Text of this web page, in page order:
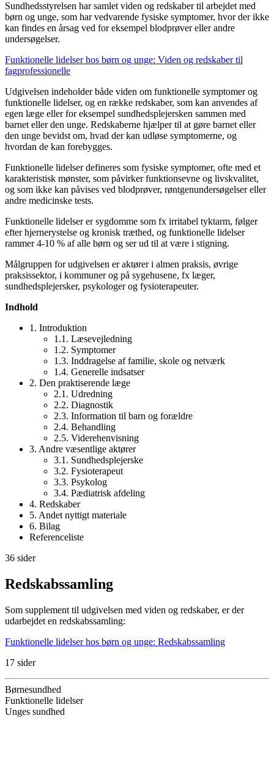
Sundhedsstyrelsen har samlet viden og redskaber til arbejdet med
børn og unge, som har vedvarende fysiske symptomer, hvor der ikke
kan findes en årsag ved for eksempel blodprøver eller andre
undersøgelser.
Funktionelle lidelser hos børn og unge: Viden og redskaber til
fagprofessionelle
Udgivelsen indeholder både viden om funktionelle symptomer og
funktionelle lidelser, og en række redskaber, som kan anvendes af
egen læge eller for eksempel sundhedsplejersken sammen med
barnet eller den unge. Redskaberne hjælper til at gøre barnet eller
den unge bevidst om, hvad der kan udløse symptomerne, og
hvordan de kan forebygges.
Funktionelle lidelser defineres som fysiske symptomer, ofte med et
karakteristisk mønster, som påvirker funktionsevne og livskvalitet,
og som ikke kan påvises ved blodprøver, røntgenundersøgelser eller
andre medicinske tests.
Funktionelle lidelser er sygdomme som fx irritabel tyktarm, følger
efter hjernerystelse og kronisk træthed, og funktionelle lidelser
rammer 4-10 % af alle børn og ser ud til at være i stigning.
Målgruppen for udgivelsen er aktører i almen praksis, øvrige
praksissektor, i kommuner og på sygehusene, fx læger,
sundhedsplejersker, psykologer og fysioterapeuter.
Indhold
1. Introduktion
1.1. Læsevejledning
1.2. Symptomer
1.3. Inddragelse af familie, skole og netværk
1.4. Generelle indsatser
2. Den praktiserende læge
2.1. Udredning
2.2. Diagnostik
2.3. Information til barn og forældre
2.4. Behandling
2.5. Viderehenvisning
3. Andre væsentlige aktører
3.1. Sundhedsplejerske
3.2. Fysioterapeut
3.3. Psykolog
3.4. Pædiatrisk afdeling
4. Redskaber
5. Andet nyttigt materiale
6. Bilag
Referenceliste
36 sider
Redskabssamling
Som supplement til udgivelsen med viden og redskaber, er der
udarbejdet en redskabssamling:
Funktionelle lidelser hos børn og unge: Redskabssamling
17 sider
Børnesundhed
Funktionelle lidelser
Unges sundhed